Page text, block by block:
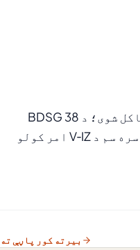
د معلوماتو محافظت افسر ندی ټاکل شوی؛ د BDSG 38
برخې د اوسني پلي کیدو اړتیاو سره سم د V‑IZ امر کولو
بیرته کور پاڼې ته